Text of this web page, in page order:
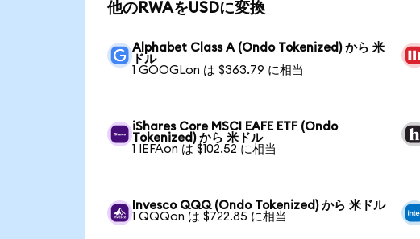
他のRWAをUSDに変換
Alphabet Class A (Ondo Tokenized) から 米
ドル
1 GOOGLon は $363.79 に相当
iShares Core MSCI EAFE ETF (Ondo
Tokenized) から 米ドル
1 IEFAon は $102.52 に相当
Invesco QQQ (Ondo Tokenized) から 米ドル
1 QQQon は $722.85 に相当